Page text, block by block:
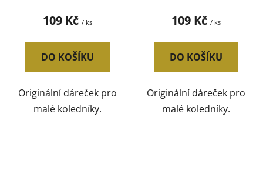
109 Kč / ks
DO KOŠÍKU
Originální dáreček pro
malé koledníky.
109 Kč / ks
DO KOŠÍKU
Originální dáreček pro
malé koledníky.